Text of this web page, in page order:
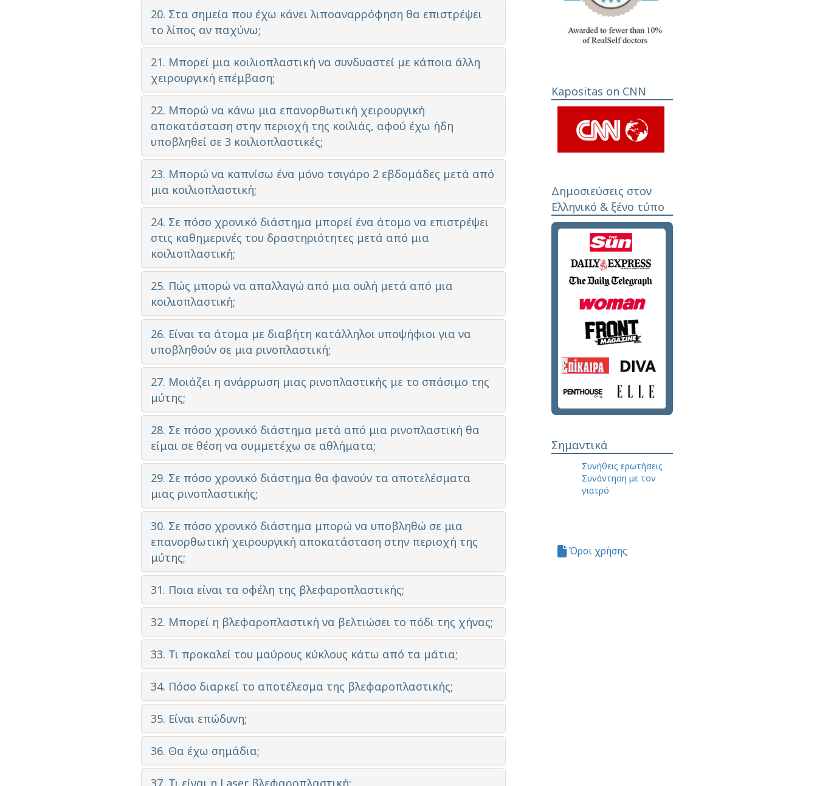
20. Στα σημεία που έχω κάνει λιποαναρρόφηση θα επιστρέψει
το λίπος αν παχύνω;
21. Μπορεί μια κοιλιοπλαστική να συνδυαστεί με κάποια άλλη
χειρουργική επέμβαση;
22. Μπορώ να κάνω μια επανορθωτική χειρουργική
αποκατάσταση στην περιοχή της κοιλιάς, αφού έχω ήδη
υποβληθεί σε 3 κοιλιοπλαστικές;
23. Μπορώ να καπνίσω ένα μόνο τσιγάρο 2 εβδομάδες μετά από
μια κοιλιοπλαστική;
24. Σε πόσο χρονικό διάστημα μπορεί ένα άτομο να επιστρέψει
στις καθημερινές του δραστηριότητες μετά από μια
κοιλιοπλαστική;
25. Πώς μπορώ να απαλλαγώ από μια ουλή μετά από μια
κοιλιοπλαστική;
26. Είναι τα άτομα με διαβήτη κατάλληλοι υποψήφιοι για να
υποβληθούν σε μια ρινοπλαστική;
27. Μοιάζει η ανάρρωση μιας ρινοπλαστικής με το σπάσιμο της
μύτης;
28. Σε πόσο χρονικό διάστημα μετά από μια ρινοπλαστική θα
είμαι σε θέση να συμμετέχω σε αθλήματα;
29. Σε πόσο χρονικό διάστημα θα φανούν τα αποτελέσματα
μιας ρινοπλαστικής;
30. Σε πόσο χρονικό διάστημα μπορώ να υποβληθώ σε μια
επανορθωτική χειρουργική αποκατάσταση στην περιοχή της
μύτης;
31. Ποια είναι τα οφέλη της βλεφαροπλαστικής;
32. Μπορεί η βλεφαροπλαστική να βελτιώσει το πόδι της χήνας;
33. Τι προκαλεί του μαύρους κύκλους κάτω από τα μάτια;
34. Πόσο διαρκεί το αποτέλεσμα της βλεφαροπλαστικής;
35. Είναι επώδυνη;
36. Θα έχω σημάδια;
37. Τι είναι η Laser βλεφαροπλαστική;
Kapositas on CNN
Δημοσιεύσεις στον
Ελληνικό & ξένο τύπο
Σημαντικά
Συνήθεις ερωτήσεις
Συνάντηση με τον
γιατρό
Όροι χρήσης